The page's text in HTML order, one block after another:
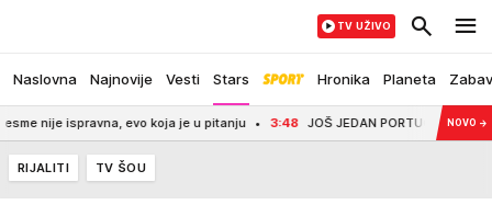
Naslovna Najnovije Vesti Stars Hronika Planeta
TV UŽIVO
nije ispravna, evo koja je u pitanju 3:48 JOŠ JEDAN PORTUGALAC OTIŠAO
NOVO →
RIJALITI TV ŠOU